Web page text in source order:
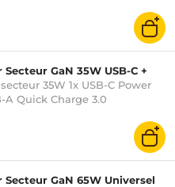
GaN 35W USB-C +
35W 1x USB-C Power
A Quick Charge 3.0
GaN 65W Universel